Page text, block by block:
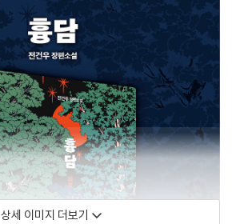
상세 이미지 더보기